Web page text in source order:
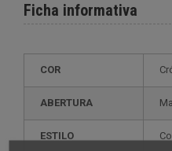
Ficha informativa
COR
ABERTURA
ESTILO